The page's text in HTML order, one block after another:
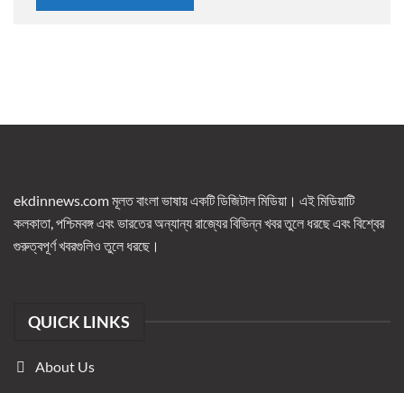
ekdinnews.com মূলত বাংলা ভাষায় একটি ডিজিটাল মিডিয়া। এই মিডিয়াটি
কলকাতা, পশ্চিমবঙ্গ এবং ভারতের অন্যান্য রাজ্যের বিভিন্ন খবর তুলে ধরছে এবং বিশ্বের
গুরুত্বপূর্ণ খবরগুলিও তুলে ধরছে।
QUICK LINKS
About Us